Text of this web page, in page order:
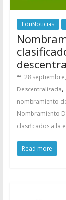
EduNoticias
28
Descentralizada,
nombramiento
Nombramiento
clasificados a la
Read more